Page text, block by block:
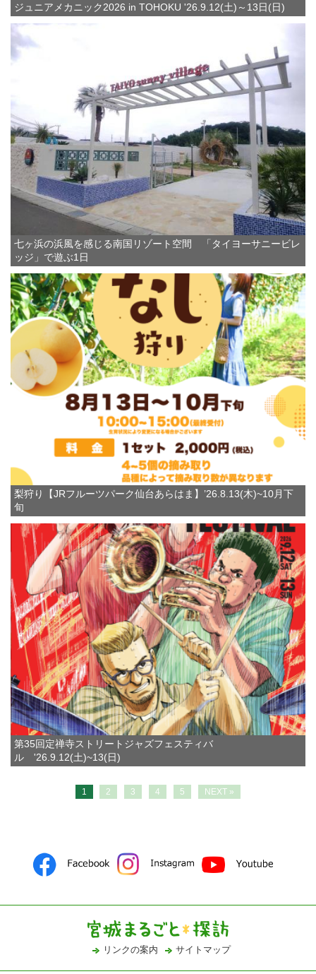
ジュニアメカニック2026 in TOHOKU '26.9.12(土)～13日(日)
七ヶ浜の浜風を感じる南国リゾート空間 「タイヨーサニービレ
ッジ」で遊ぶ1日
梨狩り【JRフルーツパーク仙台あらはま】’26.8.13(木)~10月下
旬
第35回定禅寺ストリートジャズフェスティバ
ル '26.9.12(土)~13(日)
1 2 3 4 5 NEXT »
リンクの案内 サイトマップ